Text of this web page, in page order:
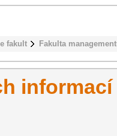
fakult Fakulta